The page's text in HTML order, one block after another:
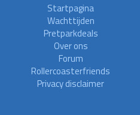
Startpagina
Wachttijden
Pretparkdeals
Over ons
Forum
Rollercoasterfriends
Privacy disclaimer